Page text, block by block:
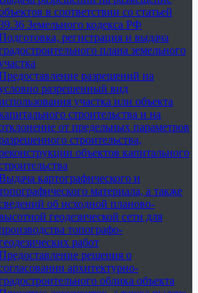
в соответствии со статьей
Земельного кодекса РФ
регистрация и выдача
плана земельного
разрешений на
разрешенный вид
участка или объекта
строительства и на
от предельных параметров
строительства,
объектов капитального
картографического и
материала, а также
об исходной планово-
геодезической сети для
топографо-
работ
решения о
архитектурно-
облика объекта